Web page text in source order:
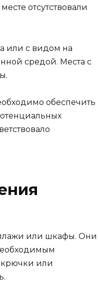
отсутствовали
или с видом на
средой. Места с
обеспечить
или шкафы. Они
крючки или